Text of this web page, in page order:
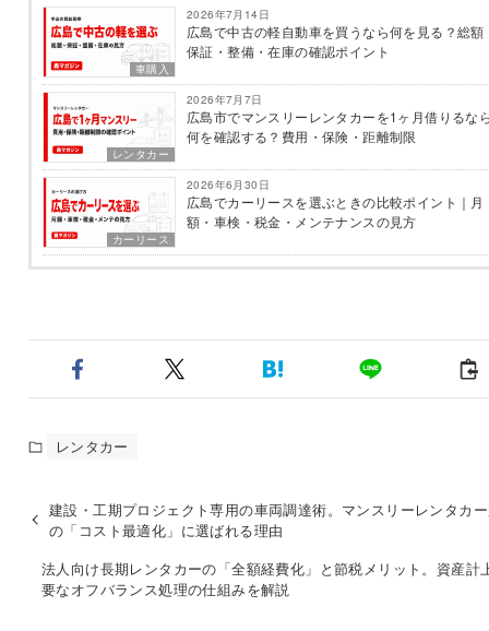
車購入
2026年7月14日
広島で中古の軽自動車を買うなら何を見る？総額
保証・整備・在庫の確認ポイント
レンタカー
2026年7月7日
広島市でマンスリーレンタカーを1ヶ月借りるな
何を確認する？費用・保険・距離制限
カーリース
2026年6月30日
広島でカーリースを選ぶときの比較ポイント｜月
額・車検・税金・メンテナンスの見方
レンタカー
建設・工期プロジェクト専用の車両調達術。マンスリーレンタカ
の「コスト最適化」に選ばれる理由
法人向け長期レンタカーの「全額経費化」と節税メリット。資産計
要なオフバランス処理の仕組みを解説